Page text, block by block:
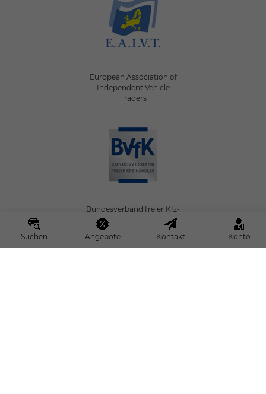
Suchen Angebote Kontakt Konto
European Association of
Independent Vehicle
Traders
Bundesverband freier Kfz-